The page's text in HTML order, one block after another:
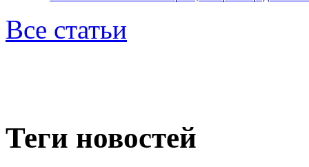
Все статьи
Теги новостей